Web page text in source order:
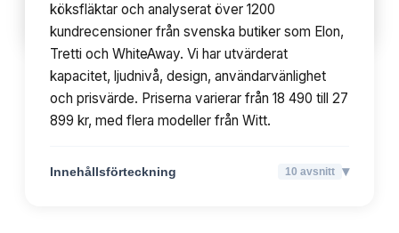
Innehållsförteckning
köksfläktar och analyserat över 1200
kundrecensioner från svenska butiker som Elon,
Tretti och WhiteAway. Vi har utvärderat
kapacitet, ljudnivå, design, användarvänlighet
och prisvärde. Priserna varierar från 18 490 till 27
899 kr, med flera modeller från Witt.
Innehållsförteckning 10 avsnitt ▾